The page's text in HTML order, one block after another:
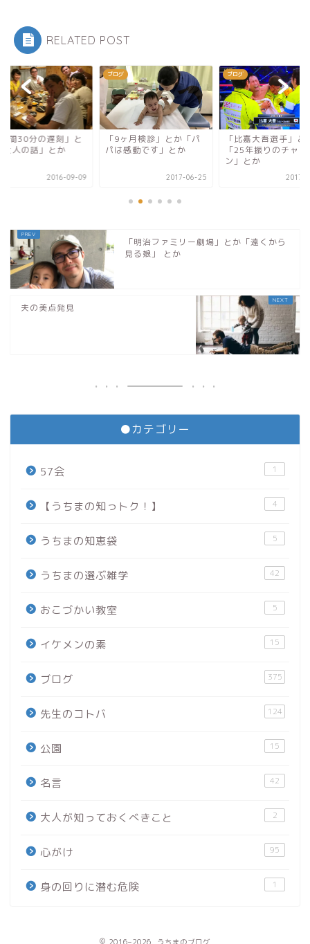
RELATED POST
ヶ月検診」とか「パ
感動です」とか
2017-06-25
ブログ
「比嘉大吾選手」とか
「25年振りのチャンピオ
2017-05-20
ブログ
「ピコ太郎」とか
ディ・マーキュリ
か
「明治ファミリー劇場」とか「遠くから
見る娘」 とか
夫の美点発見
●カテゴリー
57会 1
【うちまの知っトク！】 4
うちまの知恵袋 5
うちまの選ぶ雑学 42
おこづかい教室 5
イケメンの素 15
ブログ 375
先生のコトバ 124
公園 15
名言 42
大人が知っておくべきこと 2
心がけ 95
身の回りに潜む危険 1
2016–2026 うちまのブログ